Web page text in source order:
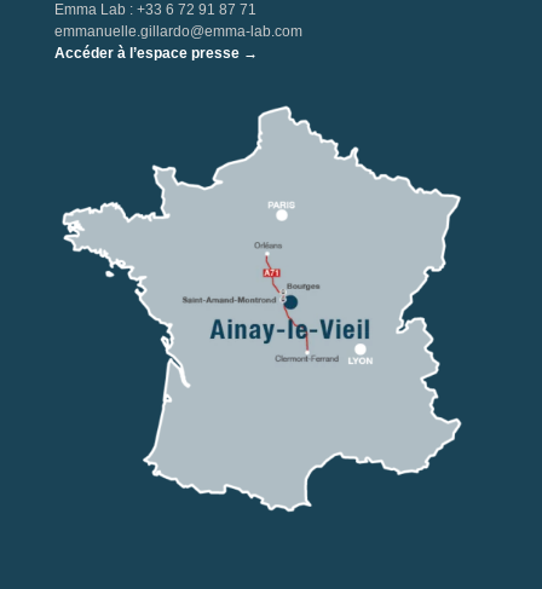
Emma Lab : +33 6 72 91 87 71
emmanuelle.gillardo@emma-lab.com
Accéder à l’espace presse →